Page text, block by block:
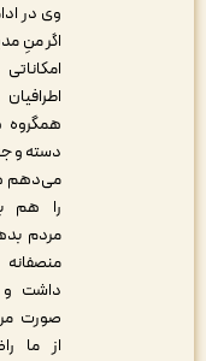
وی در ادامه گفت:
اگر منِ مدیر همان
امکاناتی را که به
اطرافیان و
همگروه ها و به
دسته و جناح خود
می‌دهم همان‌ها
را هم به سایر
مردم بدهم رفتار
منصفانه خواهم
داشت و در این
صورت مردم هم
از ما راضی می